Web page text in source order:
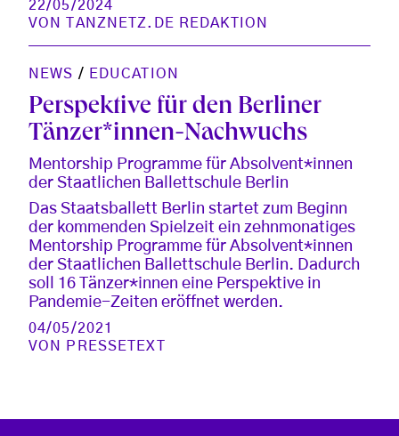
22/05/2024
VON
TANZNETZ.DE REDAKTION
NEWS / EDUCATION
Perspektive für den Berliner
Tänzer*innen-Nachwuchs
Mentorship Programme für Absolvent*innen
der Staatlichen Ballettschule Berlin
Das Staatsballett Berlin startet zum Beginn
der kommenden Spielzeit ein zehnmonatiges
Mentorship Programme für Absolvent*innen
der Staatlichen Ballettschule Berlin. Dadurch
soll 16 Tänzer*innen eine Perspektive in
Pandemie-Zeiten eröffnet werden.
04/05/2021
VON
PRESSETEXT